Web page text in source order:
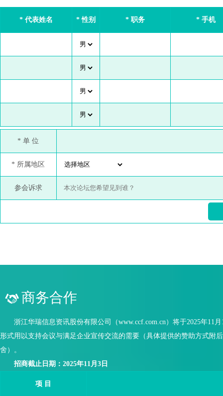
* 代表姓名 * 性别 * 职务 * 手机
* 单 位
* 所属地区
参会诉求
商务合作
浙江华瑞信息资讯股份有限公司（www.ccf.com.cn）将于2025年11
形式用以支持会议与满足企业宣传交流的需要（具体提供的赞助方式附
舍）。
招商截止日期：2025年11月3日
项 目